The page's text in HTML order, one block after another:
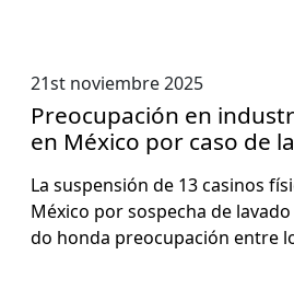
21st noviembre 2025
Preocupación en
en México por caso de
La sus­pen­sión de 13 casi­nos
Méx­i­co por sospecha de
do hon­da pre­ocu­pación entre